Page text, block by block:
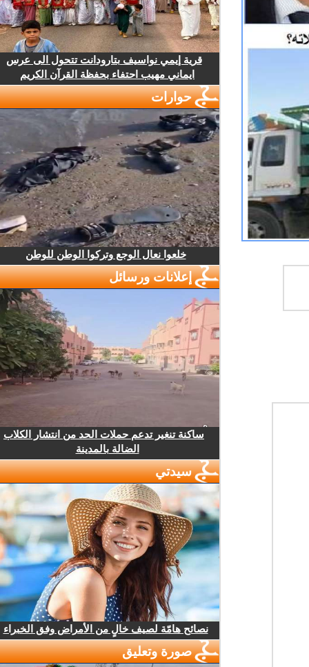
قرية إيمي نواسيف بتارودانت تتحول الى عرس
ايماني مهيب احتفاء بحفظة القرآن الكريم
حوارات
خلعوا نعال الوجع وتركوا الوطن للوطن
إعلانات ورسائل
ساكنة تنغير تدعم حملات الحد من انتشار الكلاب
الضالة بالمدينة
سيدتي
نصائح هامّة لصيف خالٍ من الأمراض وفق الخبراء
صورة وتعليق